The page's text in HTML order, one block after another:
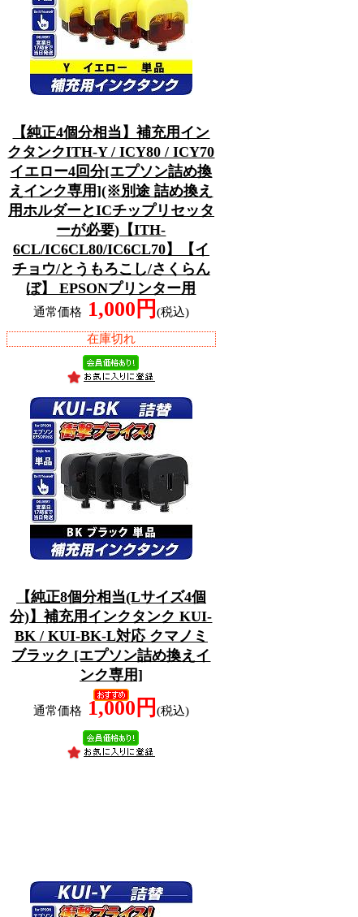
【純正4個分相当】補充用イン
クタンクITH-Y / ICY80 / ICY70
イエロー4回分[エプソン詰め換
えインク専用](※別途 詰め換え
用ホルダーとICチップリセッタ
ーが必要)【ITH-
6CL/IC6CL80/IC6CL70】【イ
チョウ/とうもろこし/さくらん
ぼ】 EPSONプリンター用
通常価格 1,000円(税込)
在庫切れ
【純正8個分相当(Lサイズ4個
分)】補充用インクタンク KUI-
BK / KUI-BK-L対応 クマノミ
ブラック [エプソン詰め換えイ
ンク専用]
通常価格 1,000円(税込)